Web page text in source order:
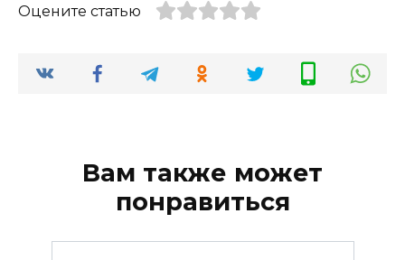
Оцените статью
Вам также может
понравиться